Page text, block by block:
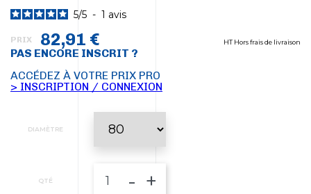
5/5 - 1 avis
PRIX 82,91 € HT Hors frais de livraison
PAS ENCORE INSCRIT ?
ACCÉDEZ À VOTRE PRIX PRO
> INSCRIPTION / CONNEXION
DIAMÈTRE
QTÉ - +